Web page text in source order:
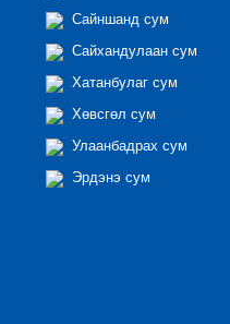
Сайншанд сум
Сайхандулаан сум
Хатанбулаг сум
Хөвсгөл сум
Улаанбадрах сум
Эрдэнэ сум